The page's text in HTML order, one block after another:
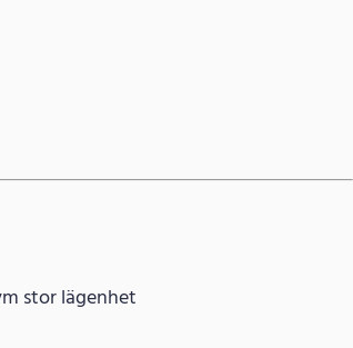
stor lägenhet